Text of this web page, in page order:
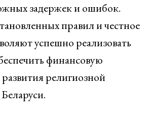
задержек и ошибок.
правил и честное
успешно реализовать
финансовую
религиозной